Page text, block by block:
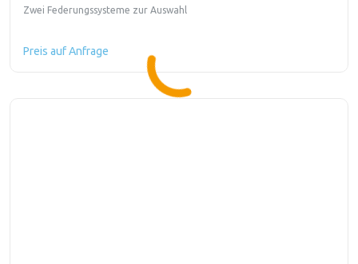
Zwei Federungssysteme zur Auswahl
Preis auf Anfrage